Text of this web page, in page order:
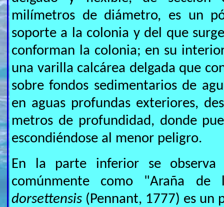
milímetros de diámetro, es un
soporte a la colonia y del que
conforman la colonia; en su
una varilla calcárea delgada que
sobre fondos sedimentarios de
en aguas profundas exteriores,
metros de profundidad, donde
escondiéndose al menor peligro.
En la parte inferior se observa
comúnmente como "Araña
dorsettensis (Pennant, 1777) es un